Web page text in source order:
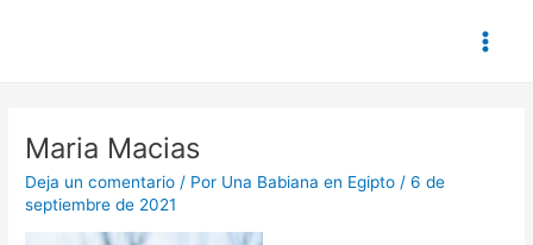
Maria Macias
Deja un comentario / Por Una Babiana en Egipto /6 de
septiembre de 2021